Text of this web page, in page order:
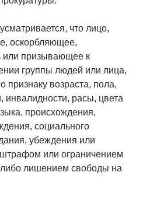
что лицо,
оскорбляющее,
или призывающее к
группы людей или лица,
признаку возраста, пола,
инвалидности, расы, цвета
происхождения,
социального
убеждения или
штрафом или ограничением
лишением свободы на